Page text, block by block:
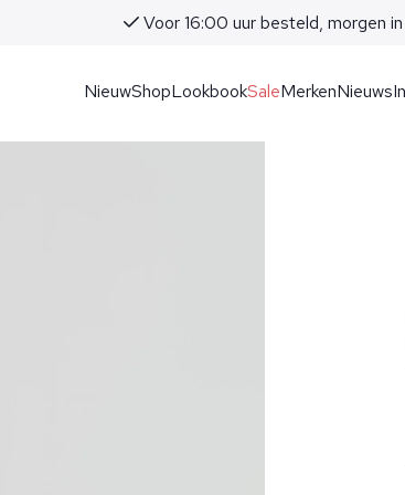
Voor 16:00 uur besteld, morgen in
NieuwShopLookbookSaleMerkenNieuws